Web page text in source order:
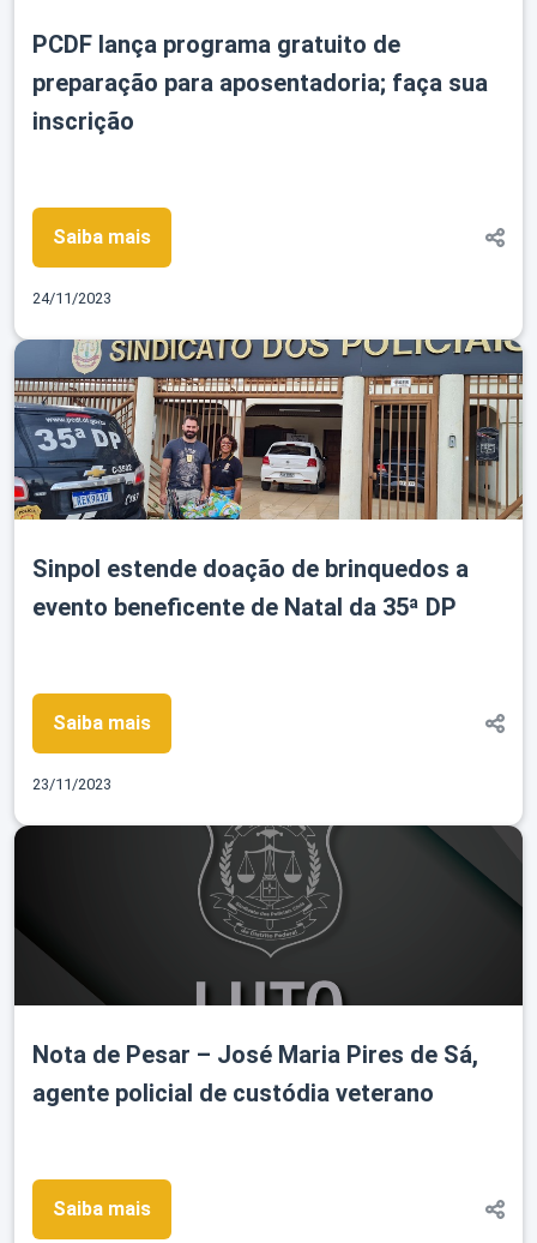
PCDF lança programa gratuito de
preparação para aposentadoria; faça sua
inscrição
Saiba mais
24/11/2023
Sinpol estende doação de brinquedos a
evento beneficente de Natal da 35ª DP
Saiba mais
23/11/2023
Nota de Pesar – José Maria Pires de Sá,
agente policial de custódia veterano
Saiba mais